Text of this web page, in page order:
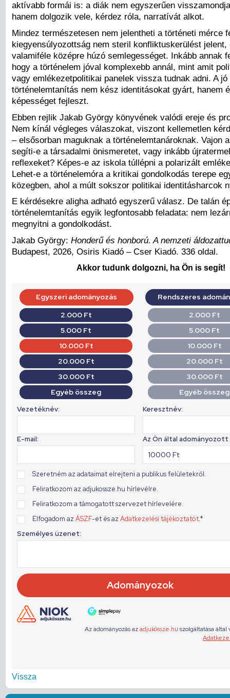
aktívabb formái is: a diák nem egyszerűen
hanem dolgozik vele, kérdez róla, narratívát alkot.
Mindez természetesen nem jelentheti a történeti mérce
kiegyensúlyozottság nem steril konfliktuskerülést jelent,
valamiféle középre húzó semlegességet. Inkább annak
hogy a történelem jóval komplexebb annál, mint amit
vagy emlékezetpolitikai panelek vissza tudnak adni. A jó
történelemtanítás nem kész identitásokat gyárt, hanem
képességet fejleszt.
Ebben rejlik Jakab György könyvének valódi ereje és
Nem kínál végleges válaszokat, viszont kellemetlen
– elsősorban maguknak a történelemtanároknak. Vajon
segíti-e a társadalmi önismeretet, vagy inkább
reflexeket? Képes-e az iskola túllépni a polarizált
Lehet-e a történelemóra a kritikai gondolkodás terepe
közegben, ahol a múlt sokszor politikai identitásharcok
E kérdésekre aligha adható egyszerű válasz. De talán
történelemtanítás egyik legfontosabb feladata: nem
megnyitni a gondolkodást.
Jakab György: Honderű és honború. A nemzeti
Budapest, 2026, Osiris Kiadó – Cser Kiadó. 336 oldal.
Akkor tudunk dolgozni, ha Ön is segít!
Vissza